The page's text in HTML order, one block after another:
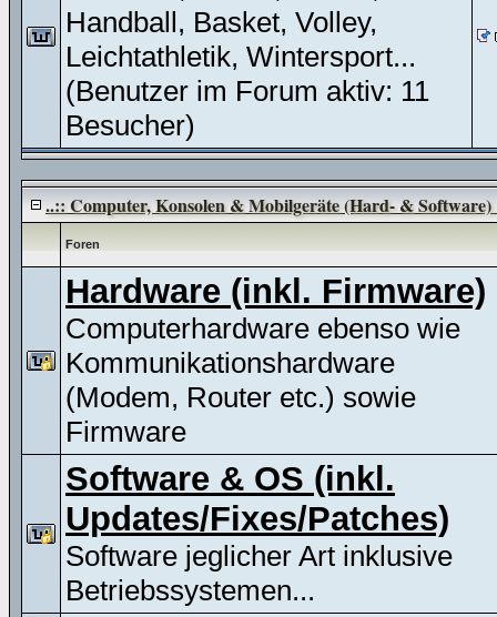
Handball, Basket, Volley,
Leichtathletik, Wintersport...
(Benutzer im Forum aktiv: 11
Besucher)
..:: Computer, Konsolen & Mobilgeräte (Hard- & Software)
Foren
Hardware (inkl. Firmware)
Computerhardware ebenso wie
Kommunikationshardware
(Modem, Router etc.) sowie
Firmware
Software & OS (inkl.
Updates/Fixes/Patches)
Software jeglicher Art inklusive
Betriebssystemen...